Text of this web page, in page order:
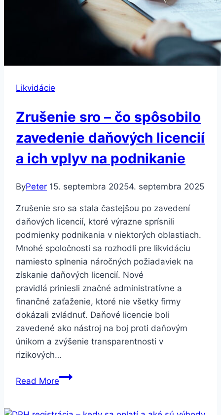
Likvidácie
Zrušenie sro – čo spôsobilo
zavedenie daňových licencií
a ich vplyv na podnikanie
ByPeter 15. septembra 20254. septembra 2025
Zrušenie sro sa stala častejšou po zavedení
daňových licencií, ktoré výrazne sprísnili
podmienky podnikania v niektorých oblastiach.
Mnohé spoločnosti sa rozhodli pre likvidáciu
namiesto splnenia náročných požiadaviek na
získanie daňových licencií. Nové
pravidlá priniesli značné administratívne a
finančné zaťaženie, ktoré nie všetky firmy
dokázali zvládnuť. Daňové licencie boli
zavedené ako nástroj na boj proti daňovým
únikom a zvýšenie transparentnosti v
rizikových…
Read MoreZrušenie